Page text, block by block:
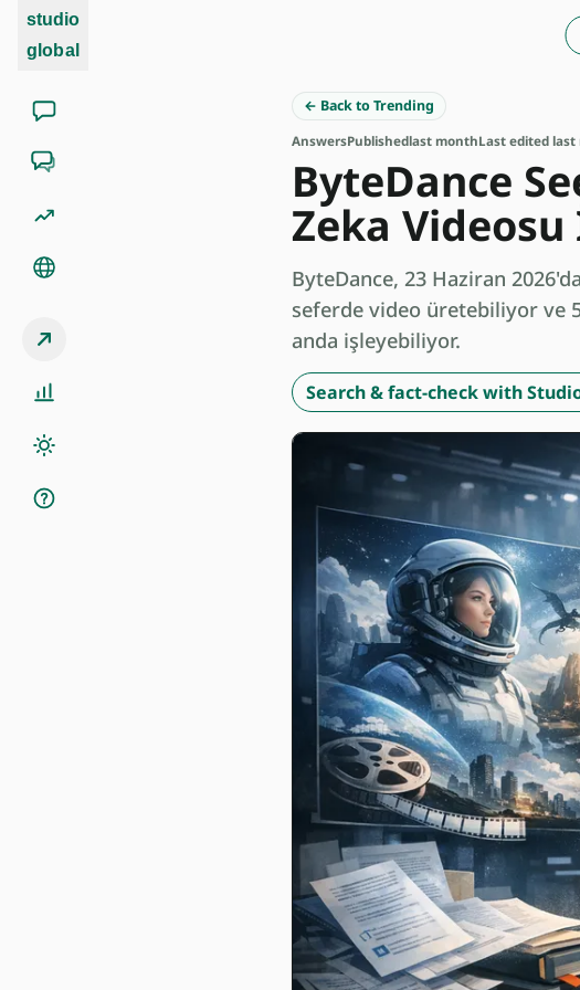
studio
global
← Back to Trending
AnswersPublishedlast monthLast edited
ByteDance
Zeka
ByteDance, 23 Haziran
seferde video üretebiliyor ve
anda işleyebiliyor.
Search & fact-check with